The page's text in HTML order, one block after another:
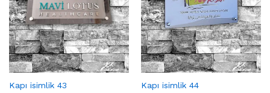
Kapı isimlik 43 Kapı isimlik 44